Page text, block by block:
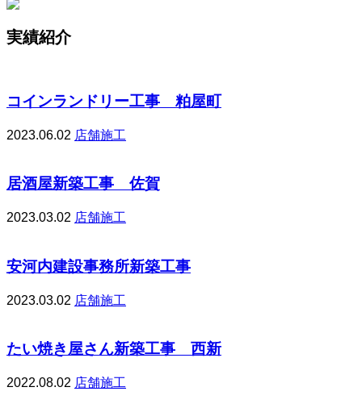
実績紹介
コインランドリー工事 粕屋町
2023.06.02 店舗施工
居酒屋新築工事 佐賀
2023.03.02 店舗施工
安河内建設事務所新築工事
2023.03.02 店舗施工
たい焼き屋さん新築工事 西新
2022.08.02 店舗施工